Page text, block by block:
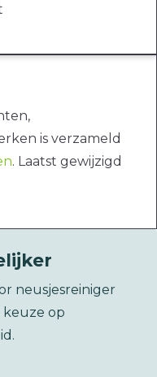
is verzameld
. Laatst gewijzigd
neusjesreiniger
op